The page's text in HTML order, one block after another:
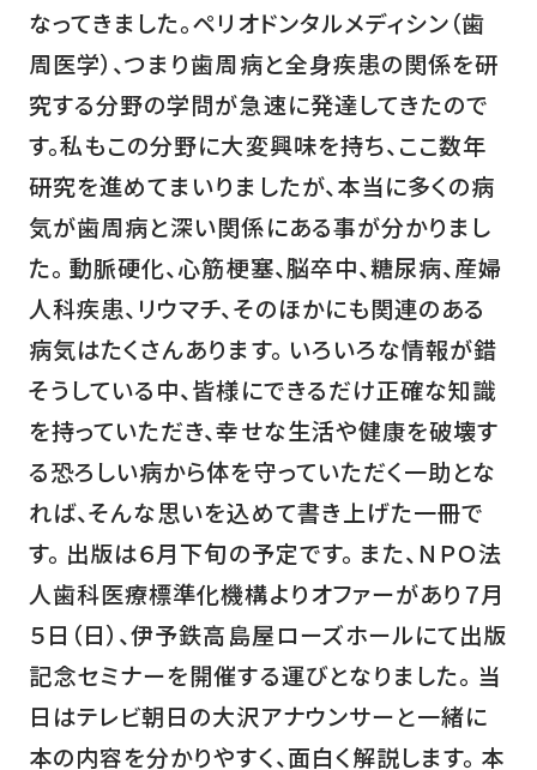
なってきました。ペリオドンタルメディシン（歯
周医学）、つまり歯周病と全身疾患の関係を研
究する分野の学問が急速に発達してきたので
す。私もこの分野に大変興味を持ち、ここ数年
研究を進めてまいりましたが、本当に多くの病
気が歯周病と深い関係にある事が分かりまし
た。 動脈硬化、心筋梗塞、脳卒中、糖尿病、産婦
人科疾患、リウマチ、そのほかにも関連のある
病気はたくさんあります。 いろいろな情報が錯
そうしている中、皆様にできるだけ正確な知識
を持っていただき、幸せな生活や健康を破壊す
る恐ろしい病から体を守っていただく一助とな
れば、そんな思いを込めて書き上げた一冊で
す。 出版は６月下旬の予定です。 また、ＮＰＯ法
人歯科医療標準化機構よりオファーがあり７月
５日（日）、伊予鉄高島屋ローズホールにて出版
記念セミナーを開催する運びとなりました。 当
日はテレビ朝日の大沢アナウンサーと一緒に
本の内容を分かりやすく、面白く解説します。 本